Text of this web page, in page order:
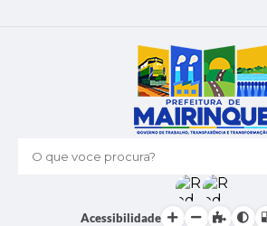
O que voce procura?
Acessibilidade